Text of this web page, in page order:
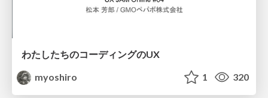
わたしたちのコーディングのUX
myoshiro
1 320